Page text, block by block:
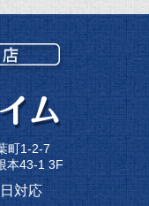
町1-2-7
本43-1 3F
日対応